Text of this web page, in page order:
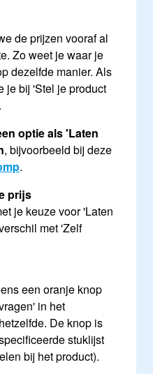
de prijzen vooraf al
Zo weet je waar je
dezelfde manier. Als
je bij 'Stel je product
optie als 'Laten
, bijvoorbeeld bij deze
.
prijs
je keuze voor 'Laten
met 'Zelf
een oranje knop
in het
De knop is
stuklijst
bij het product).